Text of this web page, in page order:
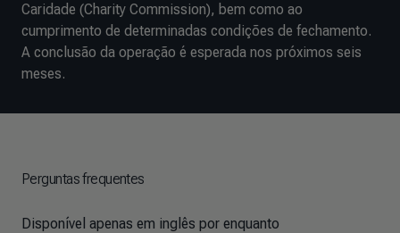
Caridade (Charity Commission), bem como ao
cumprimento de determinadas condições de fechamento.
A conclusão da operação é esperada nos próximos seis
meses.
Perguntas frequentes
Disponível apenas em inglês por enquanto